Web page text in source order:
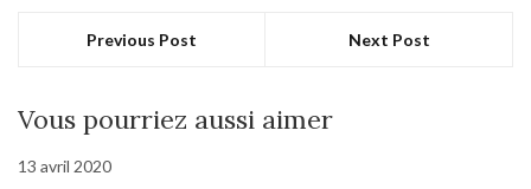
Previous Post Next Post
Vous pourriez aussi aimer
13 avril 2020